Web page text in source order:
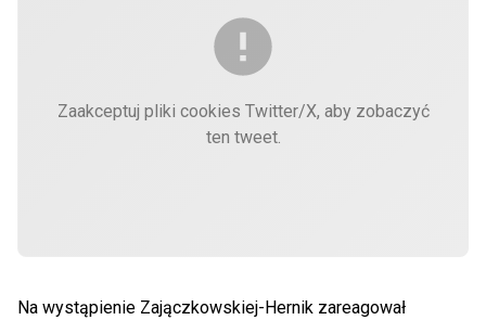
Zaakceptuj pliki cookies Twitter/X, aby zobaczyć
ten tweet.
Na wystąpienie Zajączkowskiej-Hernik zareagował